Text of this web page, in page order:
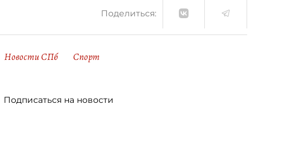
Поделиться:
Новости СПб Спорт
Подписаться на новости